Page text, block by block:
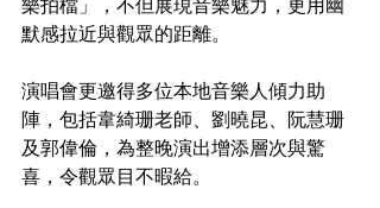
樂拍檔」，不但展現音樂魅力，更用幽
默感拉近與觀眾的距離。
演唱會更邀得多位本地音樂人傾力助
陣，包括韋綺珊老師、劉曉昆、阮慧珊
及郭偉倫，為整晚演出增添層次與驚
喜，令觀眾目不暇給。